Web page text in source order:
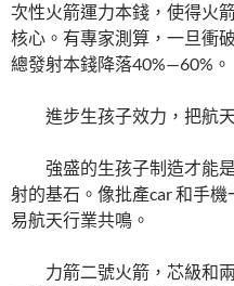
次性火箭運力本錢，使得火
核心。有專家測算，一旦衝
總發射本錢降落40%—60%。
進步生孩子效力，把航
強盛的生孩子制造才能
射的基石。像批產car 和手
易航天行業共鳴。
力箭二號火箭，芯級和